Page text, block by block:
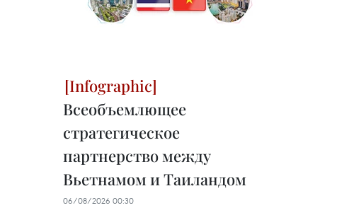
Всеобъемлющее
стратегическое
партнерство между
Вьетнамом и Таиландом
06/08/2026 00:30